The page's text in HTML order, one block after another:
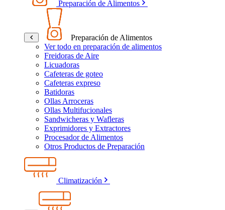
Preparación de Alimentos
Preparación de Alimentos
Ver todo en preparación de alimentos
Freidoras de Aire
Licuadoras
Cafeteras de goteo
Cafeteras expreso
Batidoras
Ollas Arroceras
Ollas Multifucionales
Sandwicheras y Wafleras
Exprimidores y Extractores
Procesador de Alimentos
Otros Productos de Preparación
Climatización